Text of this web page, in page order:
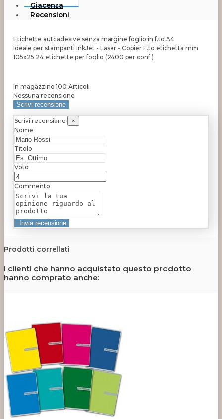
Giacenza
Recensioni
Etichette autoadesive senza margine foglio in f.to A4
Ideale per stampanti InkJet - Laser - Copier F.to etichetta mm
105x25 24 etichette per foglio (2400 per conf.)
In magazzino 100 Articoli
Nessuna recensione
Scrivi recensione
Scrivi recensione
×
Nome
Titolo
Voto
Commento
Prodotti correllati
I clienti che hanno acquistato questo prodotto
hanno comprato anche: